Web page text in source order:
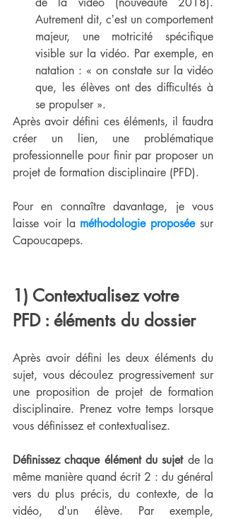
Autrement dit, cʼest un comportement
majeur, une motricité spécifique
visible sur la vidéo. Par exemple, en
natation : « on constate sur la vidéo
que, les élèves ont des difficultés à
se propulser ».
Après avoir défini ces éléments, il faudra
créer un lien, une problématique
professionnelle pour finir par proposer un
projet de formation disciplinaire (PFD).
Pour en connaître davantage, je vous
laisse voir la méthodologie proposée sur
Capoucapeps.
1) Contextualisez votre
PFD : éléments du dossier
Après avoir défini les deux éléments du
sujet, vous découlez progressivement sur
une proposition de projet de formation
disciplinaire. Prenez votre temps lorsque
vous définissez et contextualisez.
Définissez chaque élément du sujet de la
même manière quand écrit 2 : du général
vers du plus précis, du contexte, de la
vidéo, dʼun élève. Par exemple,